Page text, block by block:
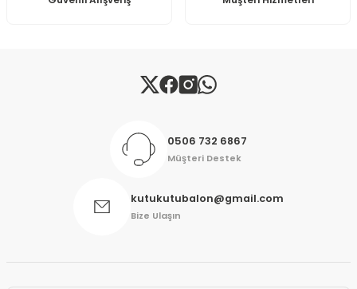
Gönder
0506 732 6867
Müşteri Destek
kutukutubalon@gmail.com
Bize Ulaşın